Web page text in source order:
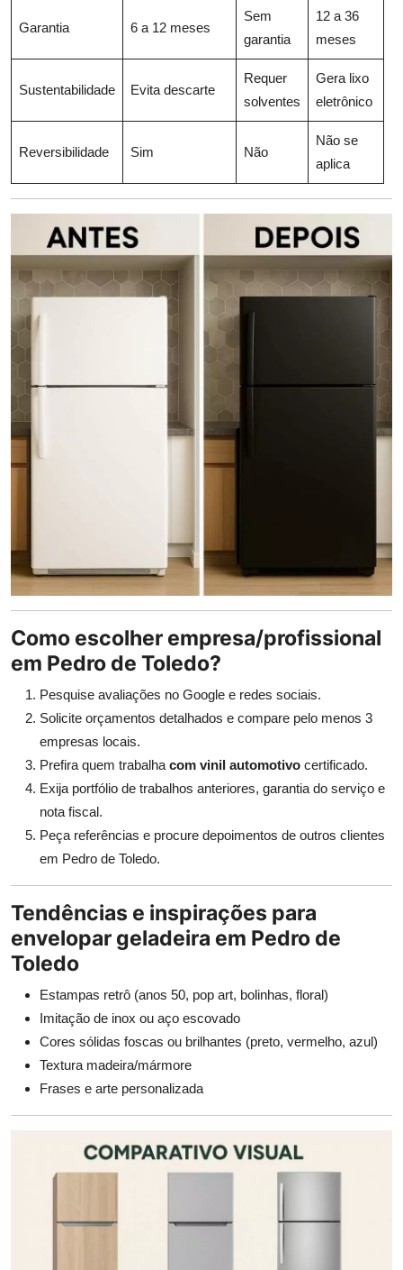
Garantia 6 a 12 meses
Sem
garantia
12 a 36
meses
Sustentabilidade Evita descarte
Requer
solventes
Gera lixo
eletrônico
Reversibilidade Sim Não
Não se
aplica
Como escolher empresa/profissional
em Pedro de Toledo?
Pesquise avaliações no Google e redes sociais.
Solicite orçamentos detalhados e compare pelo menos 3
empresas locais.
Prefira quem trabalha com vinil automotivo certificado.
Exija portfólio de trabalhos anteriores, garantia do serviço e
nota fiscal.
Peça referências e procure depoimentos de outros clientes
em Pedro de Toledo.
Tendências e inspirações para
envelopar geladeira em Pedro de
Toledo
Estampas retrô (anos 50, pop art, bolinhas, floral)
Imitação de inox ou aço escovado
Cores sólidas foscas ou brilhantes (preto, vermelho, azul)
Textura madeira/mármore
Frases e arte personalizada